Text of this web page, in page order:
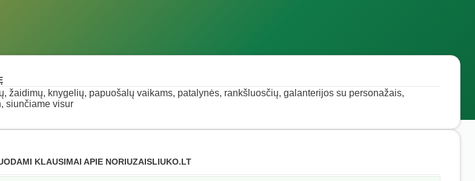
žaidimų, knygelių, papuošalų vaikams, patalynės, rankšluosčių, galanterijos su personažais,
siunčiame visur
KLAUSIMAI APIE NORIUZAISLIUKO.LT